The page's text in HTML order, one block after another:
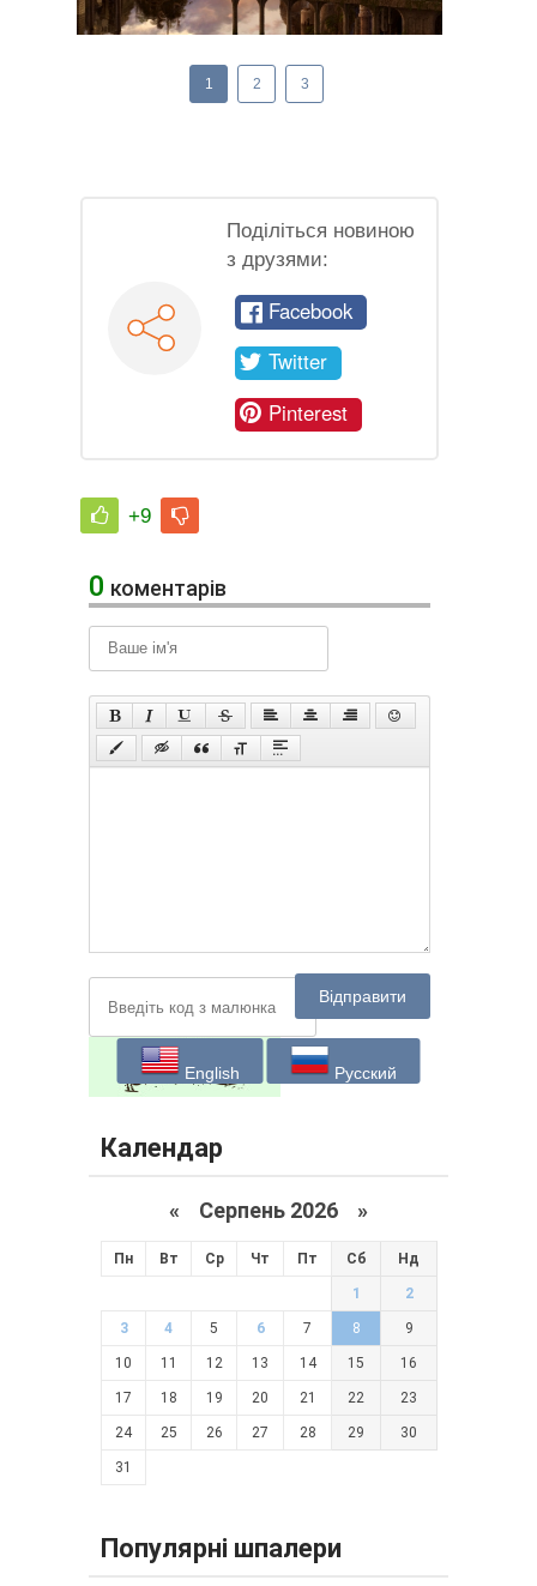
1 2 3
Поділіться новиною
з друзями:
Facebook
Twitter
Pinterest
+9
0 коментарів
Відправити
English Русский
Календар
« Серпень 2026 »
Пн Вт Ср Чт Пт Сб Нд
1 2
3 4 5 6 7 8 9
10 11 12 13 14 15 16
17 18 19 20 21 22 23
24 25 26 27 28 29 30
31
Популярні шпалери